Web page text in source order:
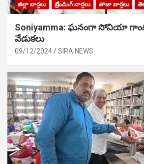
జిల్లా వార్తలు ట్రేండింగ్ వార్తలు తాజా వార్తలు
Soniyamma: ఘ‌నంగా సోనియా
వేడుక‌లు
09/12/2024 SIRA NEWS